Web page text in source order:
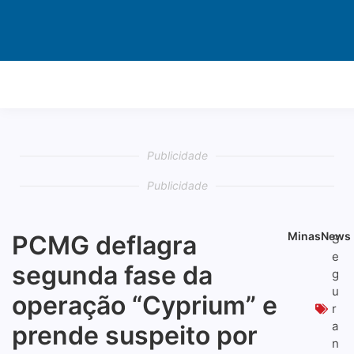
Publicidade
Publicidade
Publicidade
Publicidade
Publicidade
Publicidade
Publicidade
Publicidade
Publicidade
Publicidade
Publicidade
Publicidade
Publicidade
Publicidade
Publicidade
Publicidade
MinasNews
S
e
g
u
r
a
n
PCMG deflagra
segunda fase da
operação “Cyprium” e
prende suspeito por